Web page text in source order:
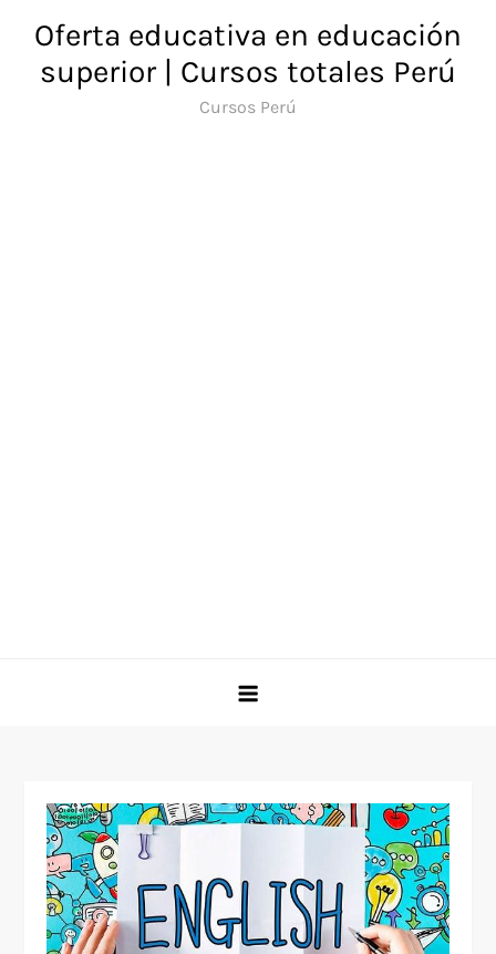
contenido
Oferta educativa en educación
superior | Cursos totales Perú
Cursos Perú